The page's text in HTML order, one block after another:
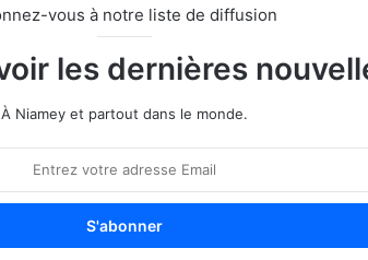
vous à notre liste de diffusion
les dernières
À Niamey et partout dans le monde.